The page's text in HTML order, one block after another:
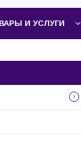
И УСЛУГИ